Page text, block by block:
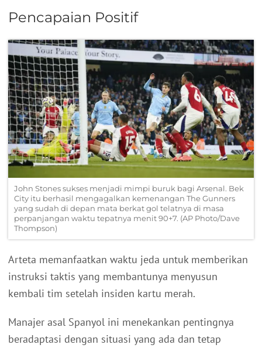
Pencapaian Positif
John Stones sukses menjadi mimpi buruk bagi Arsenal. Bek
City itu berhasil mengagalkan kemenangan The Gunners
yang sudah di depan mata berkat gol telatnya di masa
perpanjangan waktu tepatnya menit 90+7. (AP Photo/Dave
Thompson)
Arteta memanfaatkan waktu jeda untuk memberikan
instruksi taktis yang membantunya menyusun
kembali tim setelah insiden kartu merah.
Manajer asal Spanyol ini menekankan pentingnya
beradaptasi dengan situasi yang ada dan tetap